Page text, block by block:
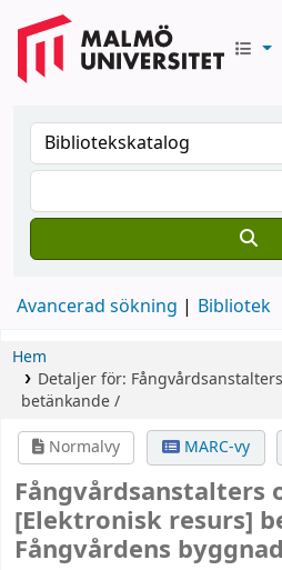
Avancerad sökning Bibliotek
Hem
Detaljer för:
betänkande /
Normalvy
MARC-vy
[Elektronisk resurs]
Fångvårdens